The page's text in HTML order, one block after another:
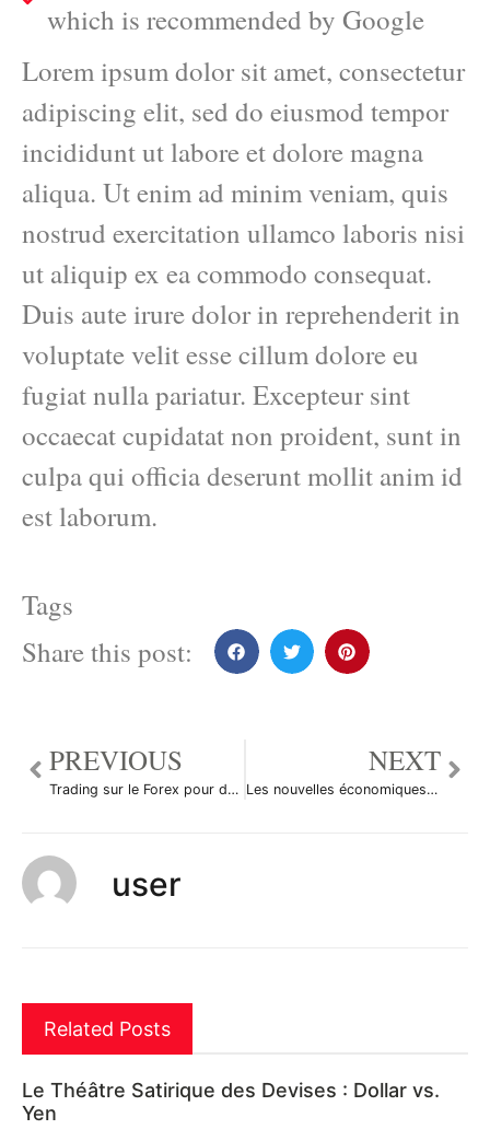
which is recommended by Google
Lorem ipsum dolor sit amet, consectetur
adipiscing elit, sed do eiusmod tempor
incididunt ut labore et dolore magna
aliqua. Ut enim ad minim veniam, quis
nostrud exercitation ullamco laboris nisi
ut aliquip ex ea commodo consequat.
Duis aute irure dolor in reprehenderit in
voluptate velit esse cillum dolore eu
fugiat nulla pariatur. Excepteur sint
occaecat cupidatat non proident, sunt in
culpa qui officia deserunt mollit anim id
est laborum.
Tags
Share this post:
PREVIOUS
Trading sur le Forex pour des gains maximums, par Raghee Horner
NEXT
Les nouvelles économiques du 26 avril 2011
user
Related Posts
Le Théâtre Satirique des Devises : Dollar vs.
Yen